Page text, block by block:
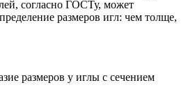
согласно ГОСТу, может
размеров игл: чем толще,
размеров у иглы с сечением